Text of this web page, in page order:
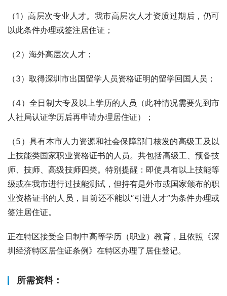
（1）高层次专业人才。我市高层次人才资质过期后，仍可
以此条件办理或签注居住证；
（2）海外高层次人才；
（3）取得深圳市出国留学人员资格证明的留学回国人员；
（4）全日制大专及以上学历的人员（此种情况需要先到市
人社局认证学历后再申请办理居住证）；
（5）具有本市人力资源和社会保障部门核发的高级工及以
上技能类国家职业资格证书的人员。共包括高级工、预备技
师、技师、高级技师四类。特别提醒：即使具有以上技能等
级或在我市进行过技能测试，但持有是外市或国家颁布的职
业资格证书的人员，目前还不能以“引进人才”为条件办理或
签注居住证。
正在特区接受全日制中高等学历（职业）教育，且依照《深
圳经济特区居住证条例》在特区办理了居住登记。
所需资料：